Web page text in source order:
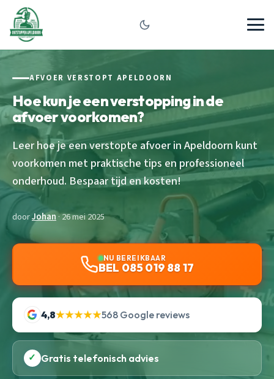
AFVOER VERSTOPT APELDOORN
Hoe kun je een verstopping in de
afvoer voorkomen?
Leer hoe je een verstopte afvoer in Apeldoorn kunt
voorkomen met praktische tips en professioneel
onderhoud. Bespaar tijd en kosten!
doorJohan· 26 mei 2025
NU BEREIKBAAR
BEL 085 019 88 17
4,8★★★★★568 Google reviews
✓ Gratis telefonisch advies